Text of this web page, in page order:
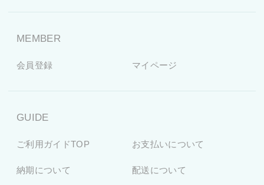
MEMBER
会員登録 マイページ
GUIDE
ご利用ガイドTOP お支払いについて
納期について 配送について